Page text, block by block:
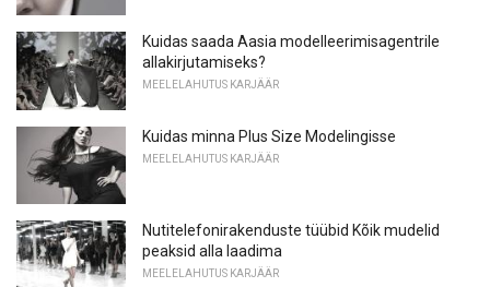
Kuidas saada Aasia modelleerimisagentrile
allakirjutamiseks?
MEELELAHUTUS KARJÄÄR
Kuidas minna Plus Size Modelingisse
MEELELAHUTUS KARJÄÄR
Nutitelefonirakenduste tüübid Kõik mudelid
peaksid alla laadima
MEELELAHUTUS KARJÄÄR